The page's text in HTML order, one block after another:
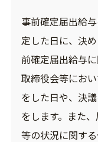
事前確定届出給
定した日に、決
前確定届出給与
取締役会等にお
をした日や、決
をします。また
等の状況に関す